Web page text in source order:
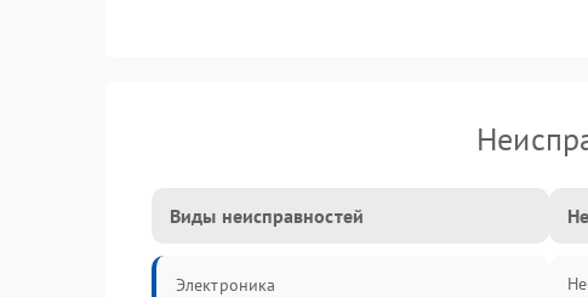
Виды неисправностей
Электроника